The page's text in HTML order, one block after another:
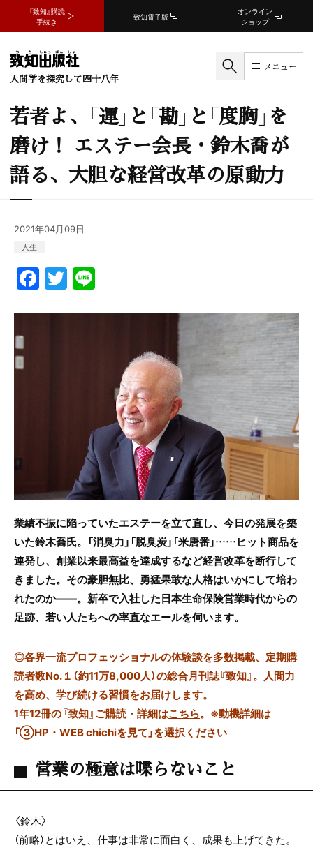
『致知』購読
手続き
致知電子版
オンライン
ショップ
人間学を探究して四十八年
メニュー
若者よ、「運」と「勘」と「度胸」を
磨け！ エステー会長・鈴木喬が
語る、大胆な経営改革の原動力
2021年04月09日
人生
F
a
c
T
w
itte
業績不振に陥っていたエステーを立て直し、今日の発展を築
いた鈴木喬氏。「消臭力」「脱臭炭」「米唐番」……ヒット商品を
連発し、創業以来最高益を達成するなど経営改革を断行して
きました。その豪胆無比、勇猛果敢な人格はいかにして培わ
れたのか――。新卒で入社した日本生命保険営業時代からの
足跡、若い人たちへの率直なエールを伺います。
◎各界一流プロフェッショナルの体験談を多数掲載、定期購
読者数No.１（約11万8,000人）の総合月刊誌『致知』。人間力
を高め、学び続ける習慣をお届けします。
1年12冊の『致知』ご購読・詳細はこちら。 ※動機詳細は
「③HP・WEB chichiを見て」を選択ください
営業の極意は喋らないこと
〈鈴木〉
（前略）とはいえ、仕事は非常に面白く、成果も上げてきた。